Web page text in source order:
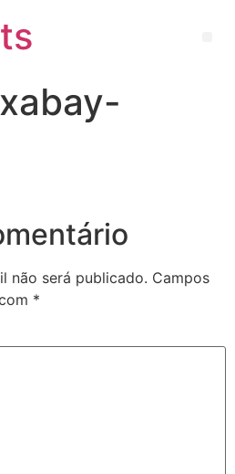
não será publicado. Campos
*